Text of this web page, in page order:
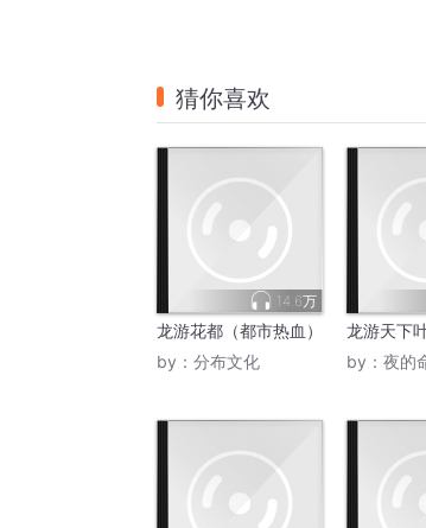
猜你喜欢
14.6万
龙游花都（都市热血）
by： 分布文化
龙游天下
by： 夜的